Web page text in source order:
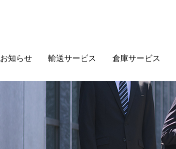
お知らせ 輸送サービス 倉庫サービス